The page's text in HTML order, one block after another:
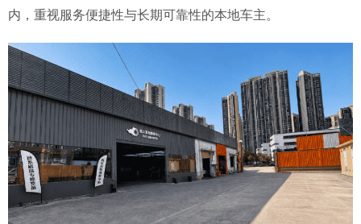
内，重视服务便捷性与长期可靠性的本地车主。